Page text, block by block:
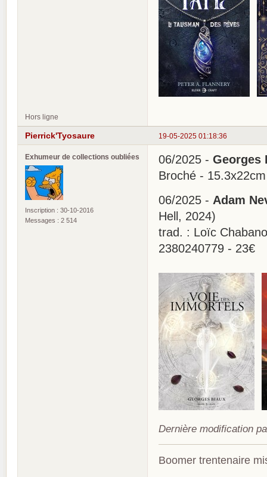
Hors ligne
19-05-2025 01:18:36
Pierrick'Tyosaure
Exhumeur de collections oubliées
Inscription : 30-10-2016
Messages : 2 514
06/2025 - Georges
Broché -
06/2025 - Adam
Hell, 2024)
trad. : Loïc
2380240779 - 23€
Dernière modification
Boomer trentenaire